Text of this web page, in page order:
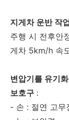
지게차 운반 작
주행 시 전후안
게차 5km/h 속
변압기를 유기
보호구 :
- 손 : 절연 고무